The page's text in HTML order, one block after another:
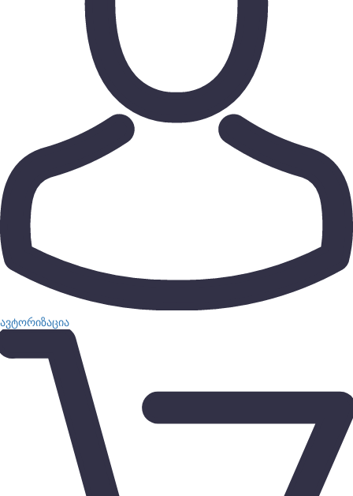
ავტორიზაცია